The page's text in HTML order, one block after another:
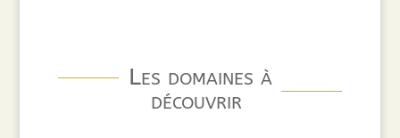
Les domaines à
découvrir